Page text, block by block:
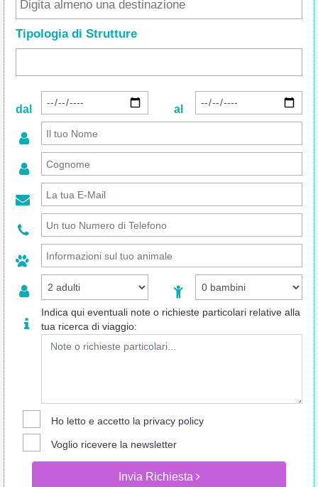
Tipologia di Strutture
dal al
Indica qui eventuali note o richieste particolari relative alla
tua ricerca di viaggio:
Ho letto e accetto la privacy policy
Voglio ricevere la newsletter
Invia Richiesta